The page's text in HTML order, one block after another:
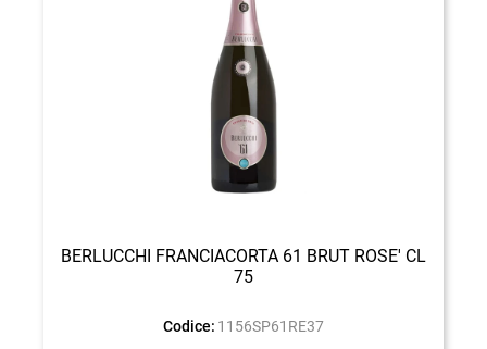
BERLUCCHI FRANCIACORTA 61 BRUT ROSE' CL
75
Codice: 1156SP61RE37